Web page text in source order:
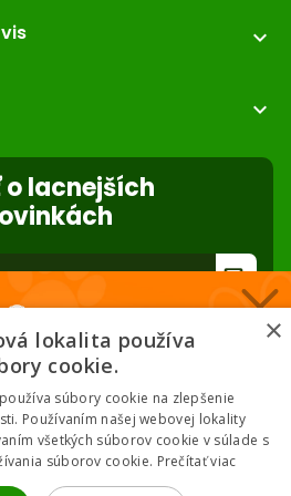
expand_more
expand_more
lacnejších
forward_to_inbox
🏆
2 % cashback. Členstvo zadarmo.
klubové ceny
×
lokalita používa
cookie.
súbory cookie na zlepšenie
Používaním našej webovej lokality
všetkých súborov cookie v súlade s
súborov cookie. Prečítať viac